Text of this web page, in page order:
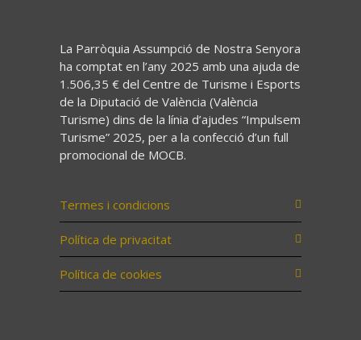
La Parròquia Assumpció de Nostra Senyora
ha comptat en l’any 2025 amb una ajuda de
1.506,35 € del Centre de Turisme i Esports
de la Diputació de València (València
Turisme) dins de la línia d’ajudes “Impulsem
Turisme” 2025, per a la confecció d’un full
promocional de MOCB.
Termes i condicions
Política de privacitat
Política de cookies